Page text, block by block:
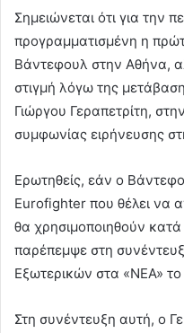
Σημειώνεται ότι για την
προγραμματισμένη η
Βάντεφουλ στην Αθήνα,
στιγμή λόγω της
Γιώργου Γεραπετρίτη,
συμφωνίας ειρήνευσης
Ερωτηθείς, εάν ο
Eurofighter που θέλει να
θα χρησιμοποιηθούν
παρέπεμψε στη
Εξωτερικών στα «ΝΕΑ»
Στη συνέντευξη αυτή, ο